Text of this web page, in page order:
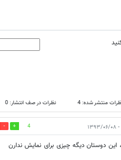
منتشر شده: 4 نظرات در صف انتشار: 0
4
دوستان ديگه چيزى براى نمايش ندارن